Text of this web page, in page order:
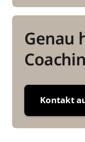
Genau
Kontakt